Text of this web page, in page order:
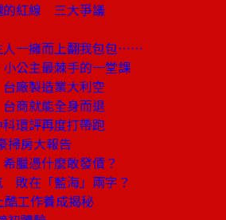
的紅線 三大爭議
人一擁而上翻我包包⋯⋯
公主最棘手的一堂課
廠製造業大利空
商就能全身而退
環評再度打帶跑
掃房大報告
臘憑什麼敢發債？
敗在「藍海」兩字？
工作養成揭秘